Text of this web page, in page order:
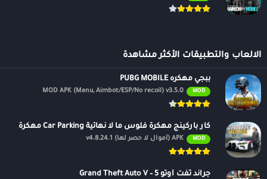
إصدارات جديدة قريبًا. 🛒🏨
الالعاب والتطبيقات الأكثر مشاهدة
ببجي مهكره PUBG MOBILE
MOD
MOD APK (Menu, Aimbot/ESP/No recoil) v3.5.0
كار باركينج مهكرة فلوس ما لا نهائية Car Parking مهكرة
MOD APK (أموال لا حصر لها) v4.8.24.1
جراند ثفت أوتو 5 – Grand Theft Auto V